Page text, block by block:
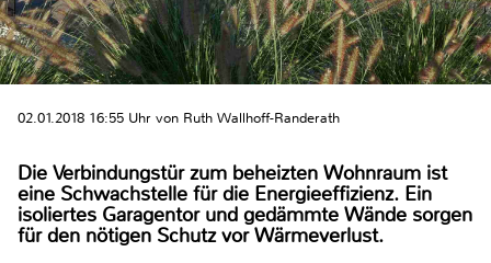
02.01.2018 16:55 Uhr von Ruth Wallhoff-Randerath
Die Verbindungstür zum beheizten Wohnraum ist
eine Schwachstelle für die Energieeffizienz. Ein
isoliertes Garagentor und gedämmte Wände sorgen
für den nötigen Schutz vor Wärmeverlust.